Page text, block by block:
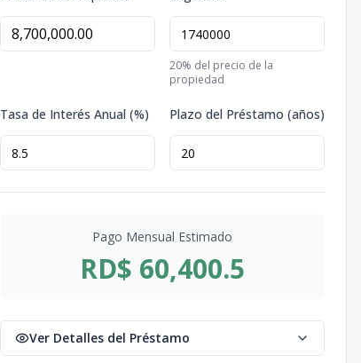
20% del precio de la
propiedad
Tasa de Interés Anual (%) Plazo del Préstamo (años)
Pago Mensual Estimado
RD$ 60,400.5
Ver Detalles del Préstamo